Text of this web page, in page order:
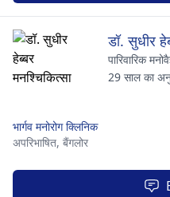
डॉ. सुधीर
पारिवारिक
29 साल का
भार्गव मनोरोग क्लिनिक
अपरिभाषित, बैंगलोर